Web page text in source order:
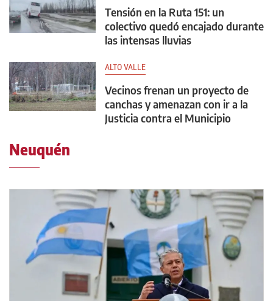
Tensión en la Ruta 151: un
colectivo quedó encajado durante
las intensas lluvias
ALTO VALLE
Vecinos frenan un proyecto de
canchas y amenazan con ir a la
Justicia contra el Municipio
Neuquén